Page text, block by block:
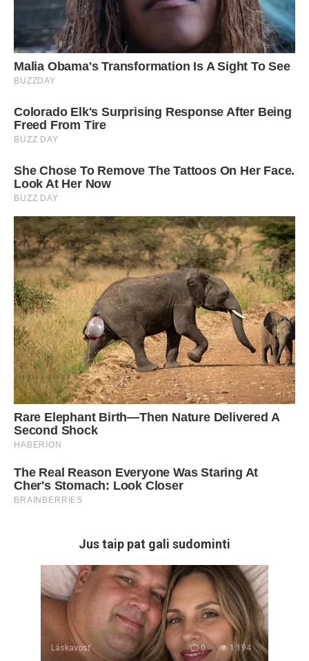
Jus taip pat gali sudominti
Láskavosť 0 1 194